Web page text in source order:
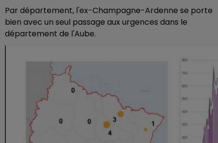
Par département, l'ex-Champagne-Ardenne se porte
bien avec un seul passage aux urgences dans le
département de l'Aube.